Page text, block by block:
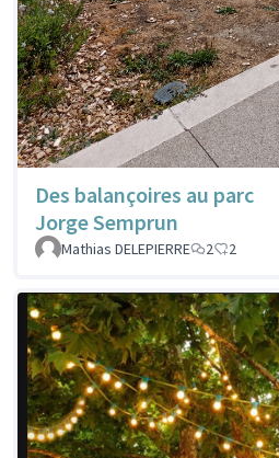
Des balançoires au parc
Jorge Semprun
Mathias DELEPIERRE
2 2